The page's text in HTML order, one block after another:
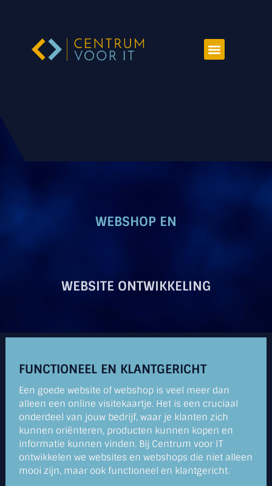
WEBSHOP EN
WEBSITE ONTWIKKELING
FUNCTIONEEL EN KLANTGERICHT
Een goede website of webshop is veel meer dan
alleen een online visitekaartje. Het is een cruciaal
onderdeel van jouw bedrijf, waar je klanten zich
kunnen oriënteren, producten kunnen kopen en
informatie kunnen vinden. Bij Centrum voor IT
ontwikkelen we websites en webshops die niet alleen
mooi zijn, maar ook functioneel en klantgericht.